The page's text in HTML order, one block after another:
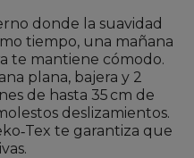
donde la suavidad
tiempo, una mañana
te mantiene cómodo.
plana, bajera y 2
de hasta 35 cm de
deslizamientos.
te garantiza que